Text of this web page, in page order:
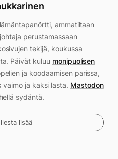
ammatiltaan
perustamassaan
tekijä, koukussa
Päivät kuluu monipuolisen
ja koodaamisen parissa,
ja kaksi lasta. Mastodon
sydäntä.
lisää